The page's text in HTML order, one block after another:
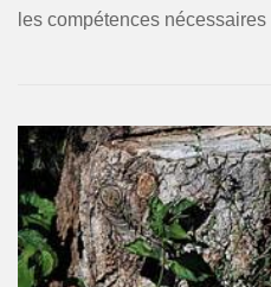
les compétences